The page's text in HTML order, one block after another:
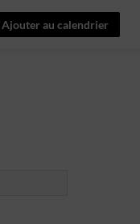
Ajouter au calendrier